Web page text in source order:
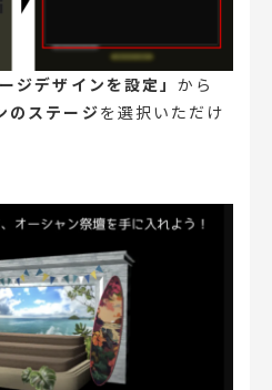
ジデザインを設定」から
のステージを選択いただけ